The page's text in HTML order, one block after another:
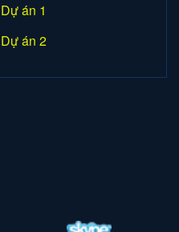
án 1
án 2